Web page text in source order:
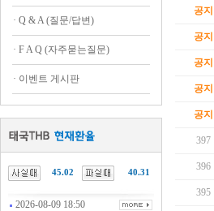
· Q & A (질문/답변)
· F A Q (자주묻는질문)
· 이벤트 게시판
45.02 40.31
2026-08-09 18:50
공지
공지
공지
공지
공지
397
396
395